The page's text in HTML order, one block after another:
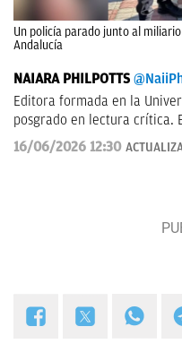
Un policía parado junto al
Andalucía
NAIARA PHILPOTTS
Editora formada en la
posgrado en lectura crítica.
actualidad. Soy escritora de
ciencia ficción.
16/06/2026 12:30